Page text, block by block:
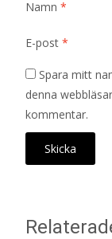
Namn *
E-post *
Spara mitt
denna
kommentar.